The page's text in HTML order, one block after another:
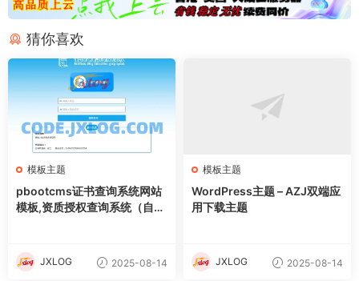
猜你喜欢
模板主题
pbootcms证书查询系统网站
模板,资质授权查询系统（自适
JXLOG 2025-08-14
模板主题
WordPress主题 – AZJ双端应
用下载主题
JXLOG 2025-08-14